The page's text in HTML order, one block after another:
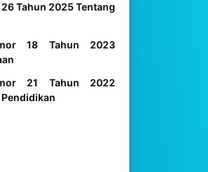
Tahun 2025 Tentang
18 Tahun 2023
21 Tahun 2022